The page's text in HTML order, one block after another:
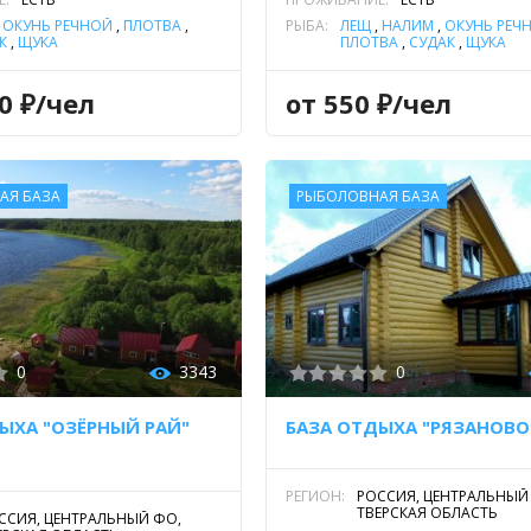
ОКУНЬ РЕЧНОЙ , ПЛОТВА ,
, ЩУКА
₽/чел
РЫБА:
ЛЕЩ, НАЛИМ , ОКУНЬ
ПЛОТВА, СУДАК, ЩУКА
от 550 ₽/чел
БАЗА
0 3343
"ОЗЁРНЫЙ РАЙ"
ЦЕНТРАЛЬНЫЙ ФО,
РЫБОЛОВНАЯ БАЗА
0
БАЗА ОТДЫХА
РЕГИОН:
РОССИЯ,
ТВЕРСКАЯ ОБЛАСТЬ